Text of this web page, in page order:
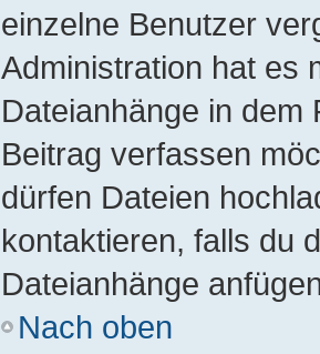
einzelne Benutzer
Administration hat es
Dateianhänge in dem
Beitrag verfassen
dürfen Dateien
kontaktieren, falls du
Dateianhänge
Nach oben